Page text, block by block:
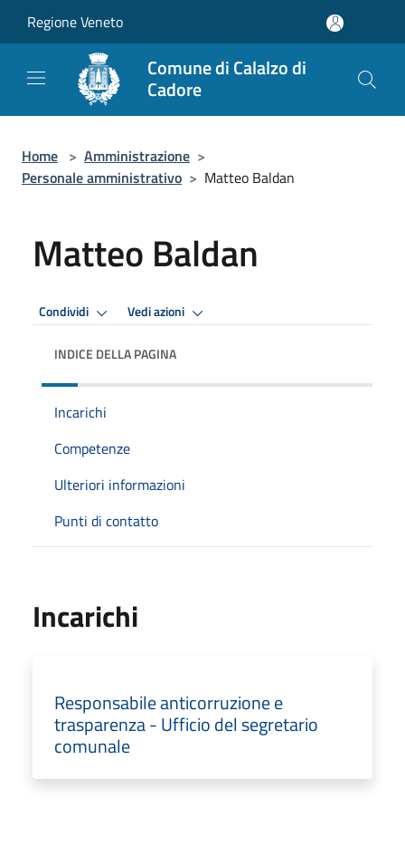
Regione Veneto
Comune di Calalzo di
Cadore
Home > Amministrazione >
Personale amministrativo > Matteo Baldan
Matteo Baldan
Condividi Vedi azioni
INDICE DELLA PAGINA
Incarichi
Competenze
Ulteriori informazioni
Punti di contatto
Incarichi
Responsabile anticorruzione e
trasparenza - Ufficio del segretario
comunale